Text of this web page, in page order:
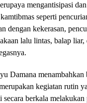
mengantisipasi
seperti
dengan kekerasan,
lalu lintas, balap liar,
Damana menambahkan
kegiatan rutin
secara berkala